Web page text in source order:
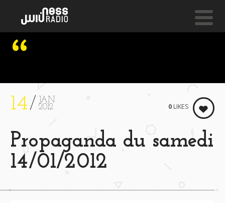
Jael-JaëL
NESS LIVE !
14
JAN
2012
Propaganda du samedi
14/01/2012
0 LIKES